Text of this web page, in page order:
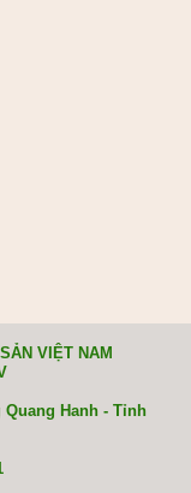
VIỆT NAM
Hanh - Tỉnh